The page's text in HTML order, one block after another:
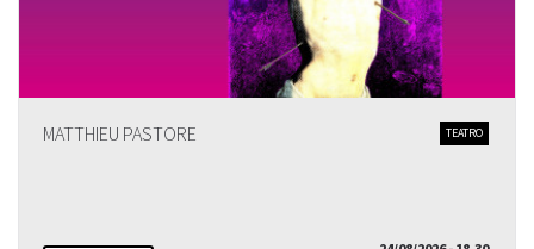
MATTHIEU PASTORE TEATRO